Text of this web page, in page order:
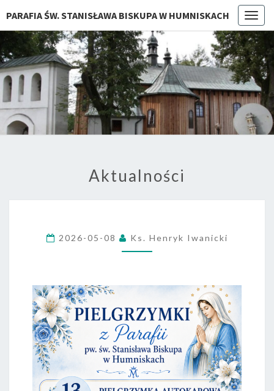
PARAFIA ŚW. STANISŁAWA BISKUPA W HUMNISKACH
Aktualności
2026-05-08 Ks. Henryk Iwanicki